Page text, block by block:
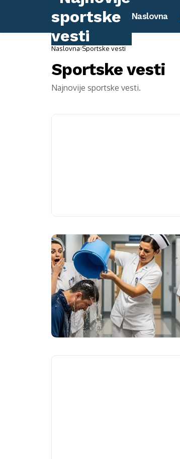
Naslovna
Naslovna Sportske vesti
Sportske vesti
Najnovije sportske vesti.